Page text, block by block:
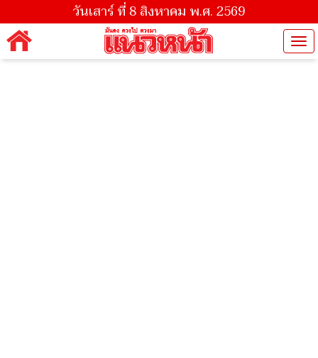
วันเสาร์ ที่ 8 สิงหาคม พ.ศ. 2569